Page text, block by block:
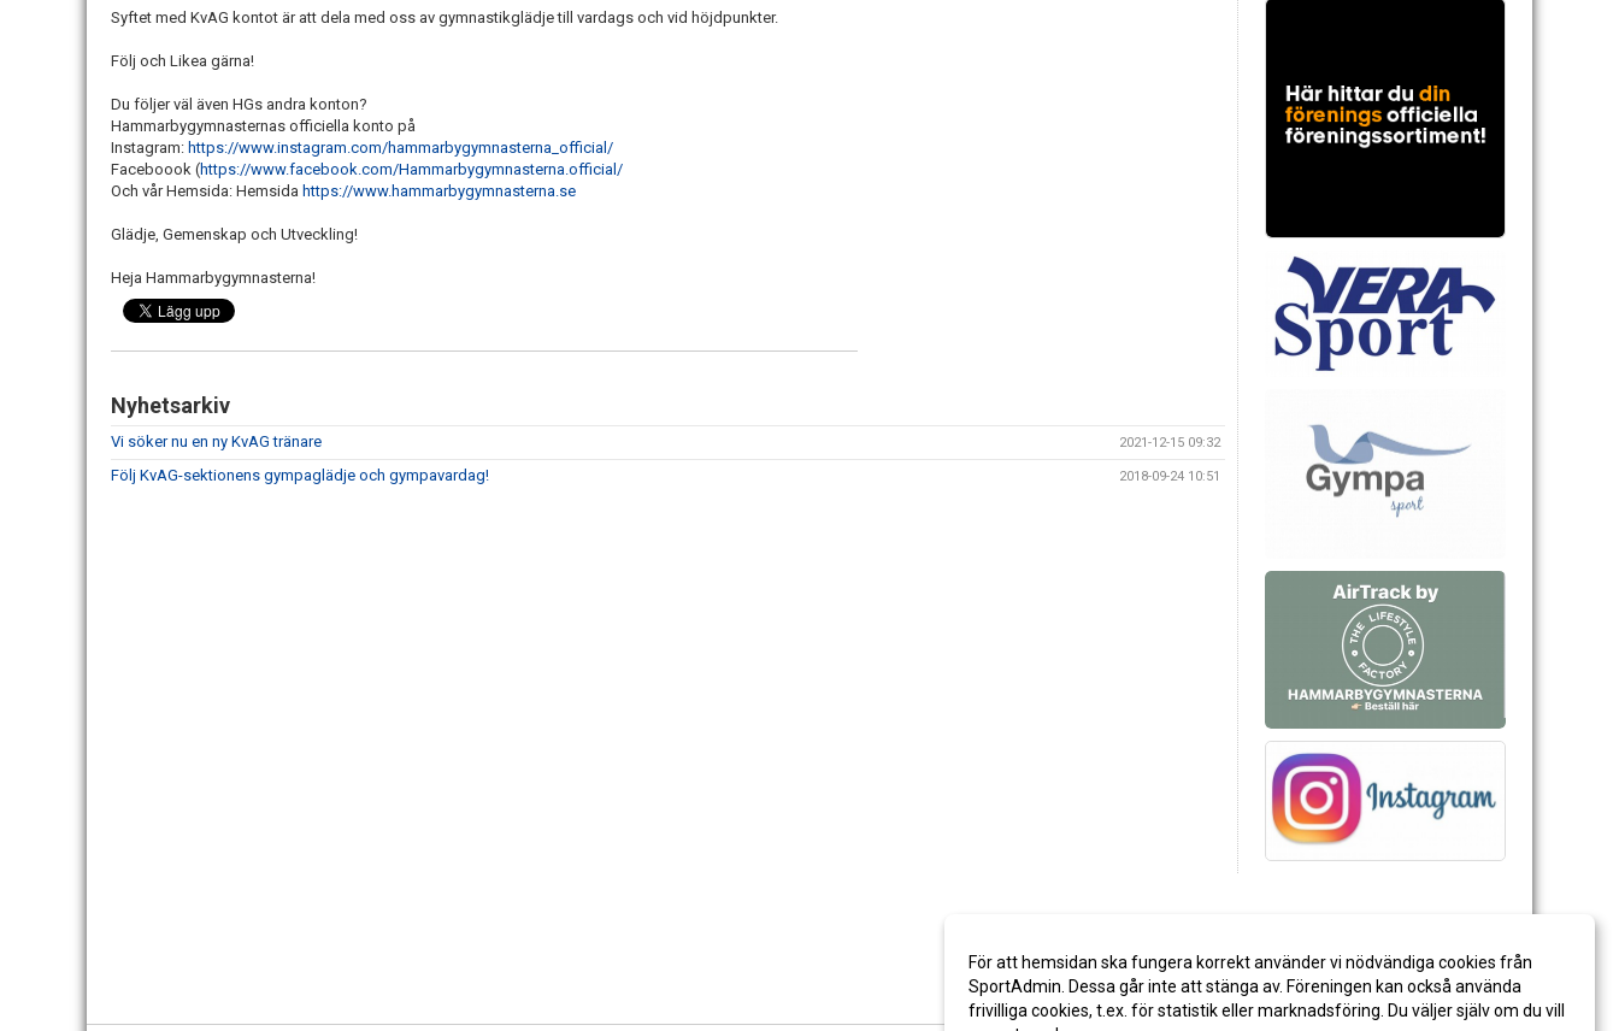
Syftet med KvAG kontot är att dela med oss av gymnastikglädje till vardags och vid höjdpunkter.
Följ och Likea gärna!
Du följer väl även HGs andra konton?
Hammarbygymnasternas officiella konto på
Instagram: https://www.instagram.com/hammarbygymnasterna_official/
Faceboook (https://www.facebook.com/Hammarbygymnasterna.official/
Och vår Hemsida: Hemsida https://www.hammarbygymnasterna.se
Glädje, Gemenskap och Utveckling!
Heja Hammarbygymnasterna!
Nyhetsarkiv
Vi söker nu en ny KvAG tränare 2021-12-15 09:32
Följ KvAG-sektionens gympaglädje och gympavardag! 2018-09-24 10:51
För att hemsidan ska fungera korrekt använder vi nödvändiga cookies från
SportAdmin. Dessa går inte att stänga av. Föreningen kan också använda
frivilliga cookies, t.ex. för statistik eller marknadsföring. Du väljer själv om du vill